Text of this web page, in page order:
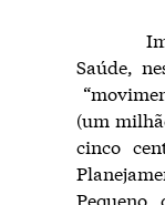
Saúde,
(um
cinco